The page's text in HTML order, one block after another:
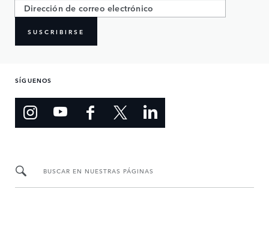
SUSCRIBIRSE
SÍGUENOS
BUSCAR EN NUESTRAS PÁGINAS